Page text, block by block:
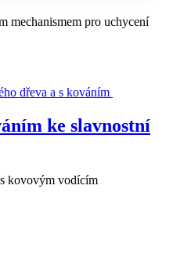
mechanismem pro uchycení
ke slavnostní
kovovým vodícím